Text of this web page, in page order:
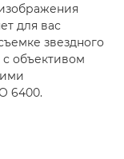
для вас
звездного
с объективом
6400.